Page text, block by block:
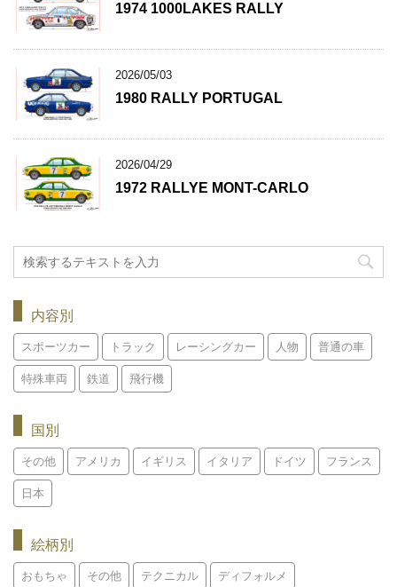
1974 1000LAKES RALLY
2026/05/03
1980 RALLY PORTUGAL
2026/04/29
1972 RALLYE MONT-CARLO
内容別
スポーツカー トラック レーシングカー 人物 普通の車
特殊車両 鉄道 飛行機
国別
その他 アメリカ イギリス イタリア ドイツ フランス
日本
絵柄別
おもちゃ その他 テクニカル ディフォルメ